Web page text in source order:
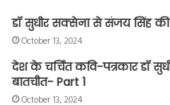
डॉ सुधीर सक्सेना से संजय सिंह
October 13, 2024
देश के चर्चित कवि-पत्रकार डॉ
बातचीत- Part 1
October 13, 2024